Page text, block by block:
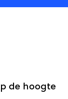
de hoogte